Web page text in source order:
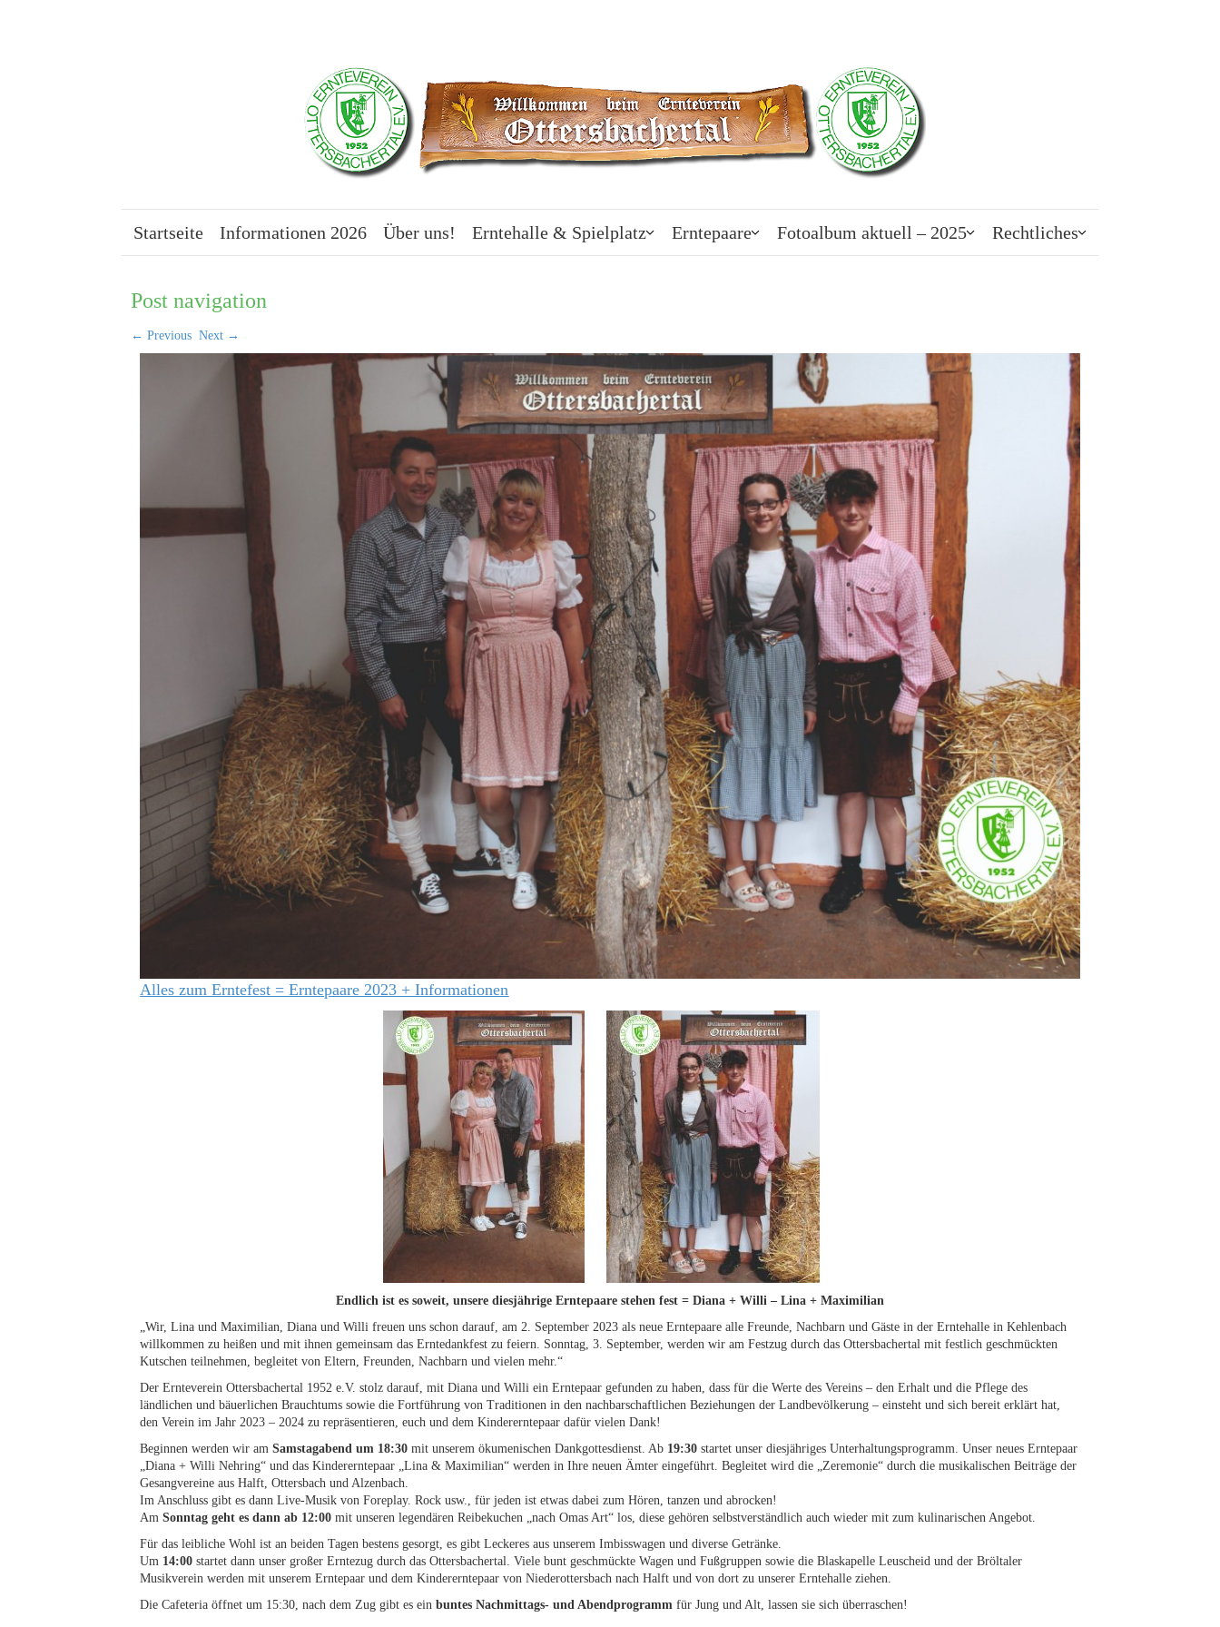
Startseite Informationen 2026 Über uns! Erntehalle & Spielplatz Erntepaare Fotoalbum aktuell – 2025 Rechtliches
Post navigation
← Previous Next →
Alles zum Erntefest = Erntepaare 2023 + Informationen
Endlich ist es soweit, unsere diesjährige Erntepaare stehen fest = Diana + Willi – Lina + Maximilian
„Wir, Lina und Maximilian, Diana und Willi freuen uns schon darauf, am 2. September 2023 als neue Erntepaare alle Freunde, Nachbarn und Gäste in der Erntehalle in Kehlenbach
willkommen zu heißen und mit ihnen gemeinsam das Erntedankfest zu feiern. Sonntag, 3. September, werden wir am Festzug durch das Ottersbachertal mit festlich geschmückten
Kutschen teilnehmen, begleitet von Eltern, Freunden, Nachbarn und vielen mehr.“
Der Ernteverein Ottersbachertal 1952 e.V. stolz darauf, mit Diana und Willi ein Erntepaar gefunden zu haben, dass für die Werte des Vereins – den Erhalt und die Pflege des
ländlichen und bäuerlichen Brauchtums sowie die Fortführung von Traditionen in den nachbarschaftlichen Beziehungen der Landbevölkerung – einsteht und sich bereit erklärt hat,
den Verein im Jahr 2023 – 2024 zu repräsentieren, euch und dem Kindererntepaar dafür vielen Dank!
Beginnen werden wir amSamstagabend um 18:30mit unserem ökumenischen Dankgottesdienst. Ab 19:30startet unser diesjähriges Unterhaltungsprogramm. Unser neues Erntepaar
„Diana + Willi Nehring“ und das Kindererntepaar „Lina & Maximilian“ werden in Ihre neuen Ämter eingeführt. Begleitet wird die „Zeremonie“ durch die musikalischen Beiträge der
Gesangvereine aus Halft, Ottersbach und Alzenbach.
Im Anschluss gibt es dann Live-Musik von Foreplay. Rock usw., für jeden ist etwas dabei zum Hören, tanzen und abrocken!
AmSonntag geht es dann ab 12:00mit unseren legendären Reibekuchen „nach Omas Art“ los, diese gehören selbstverständlich auch wieder mit zum kulinarischen Angebot.
Für das leibliche Wohl ist an beiden Tagen bestens gesorgt, es gibt Leckeres aus unserem Imbisswagen und diverse Getränke.
Um 14:00startet dann unser großer Erntezug durch das Ottersbachertal. Viele bunt geschmückte Wagen und Fußgruppen sowie die Blaskapelle Leuscheid und der Bröltaler
Musikverein werden mit unserem Erntepaar und dem Kindererntepaar von Niederottersbach nach Halft und von dort zu unserer Erntehalle ziehen.
Die Cafeteria öffnet um 15:30, nach dem Zug gibt es einbuntes Nachmittags- und Abendprogramm für Jung und Alt, lassen sie sich überraschen!